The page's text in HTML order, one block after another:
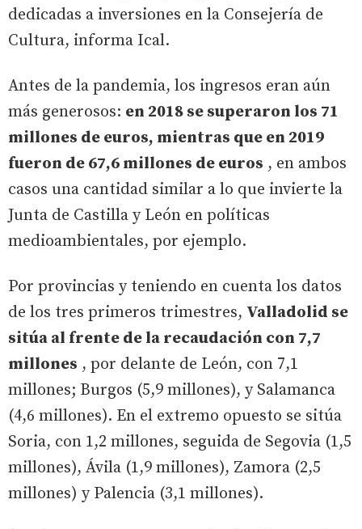
dedicadas a inversiones en la Consejería de
Cultura, informa Ical.
Antes de la pandemia, los ingresos eran aún
más generosos: en 2018 se superaron los 71
millones de euros, mientras que en 2019
fueron de 67,6 millones de euros , en ambos
casos una cantidad similar a lo que invierte la
Junta de Castilla y León en políticas
medioambientales, por ejemplo.
Por provincias y teniendo en cuenta los datos
de los tres primeros trimestres, Valladolid se
sitúa al frente de la recaudación con 7,7
millones , por delante de León, con 7,1
millones; Burgos (5,9 millones), y Salamanca
(4,6 millones). En el extremo opuesto se sitúa
Soria, con 1,2 millones, seguida de Segovia (1,5
millones), Ávila (1,9 millones), Zamora (2,5
millones) y Palencia (3,1 millones).